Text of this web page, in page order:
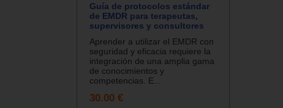
Guía de protocolos estándar
de EMDR para terapeutas,
supervisores y consultores
Aprender a utilizar el EMDR con
seguridad y eficacia requiere la
integración de una amplia gama
de conocimientos y
competencias. E...
30.00 €